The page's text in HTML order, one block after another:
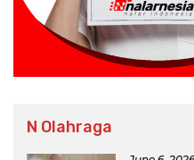
N Olahraga